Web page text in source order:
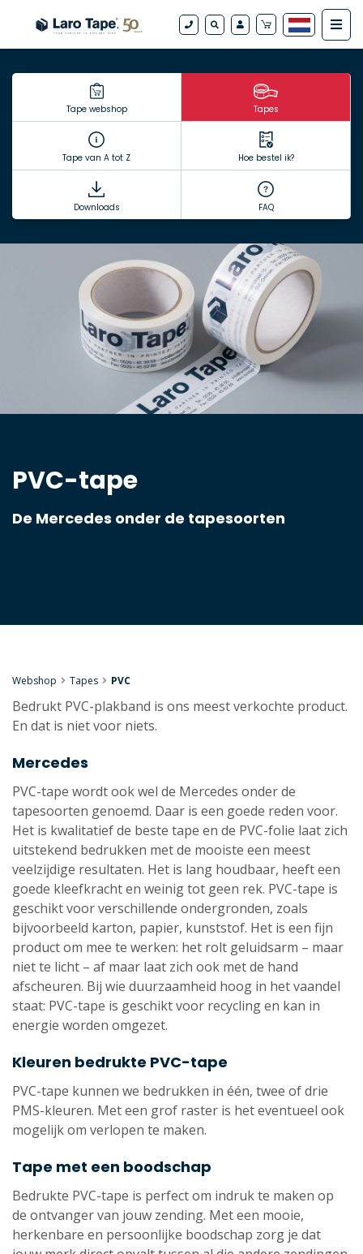
Tape webshop Tapes
Tape van A tot Z Hoe bestel ik?
Downloads FAQ
PVC-tape
De Mercedes onder de tapesoorten
Webshop Tapes PVC
Bedrukt PVC-plakband is ons meest verkochte product.
En dat is niet voor niets.
Mercedes
PVC-tape wordt ook wel de Mercedes onder de
tapesoorten genoemd. Daar is een goede reden voor.
Het is kwalitatief de beste tape en de PVC-folie laat zich
uitstekend bedrukken met de mooiste een meest
veelzijdige resultaten. Het is lang houdbaar, heeft een
goede kleefkracht en weinig tot geen rek. PVC-tape is
geschikt voor verschillende ondergronden, zoals
bijvoorbeeld karton, papier, kunststof. Het is een fijn
product om mee te werken: het rolt geluidsarm – maar
niet te licht – af maar laat zich ook met de hand
afscheuren. Bij wie duurzaamheid hoog in het vaandel
staat: PVC-tape is geschikt voor recycling en kan in
energie worden omgezet.
Kleuren bedrukte PVC-tape
PVC-tape kunnen we bedrukken in één, twee of drie
PMS-kleuren. Met een grof raster is het eventueel ook
mogelijk om verlopen te maken.
Tape met een boodschap
Bedrukte PVC-tape is perfect om indruk te maken op
de ontvanger van jouw zending. Met een mooie,
herkenbare en persoonlijke boodschap zorg je dat